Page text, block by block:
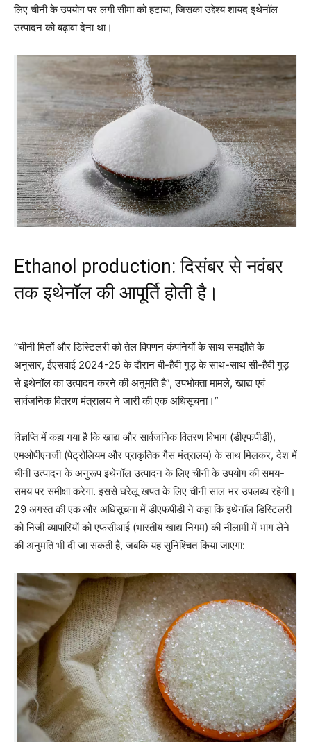
लिए चीनी के उपयोग पर लगी सीमा को हटाया, जिसका उद्देश्य शायद इथेनॉल
उत्पादन को बढ़ावा देना था।
Ethanol production: दिसंबर से नवंबर
तक इथेनॉल की आपूर्ति होती है।
“चीनी मिलों और डिस्टिलरी को तेल विपणन कंपनियों के साथ समझौते के
अनुसार, ईएसवाई 2024-25 के दौरान बी-हैवी गुड़ के साथ-साथ सी-हैवी गुड़
से इथेनॉल का उत्पादन करने की अनुमति है”, उपभोक्ता मामले, खाद्य एवं
सार्वजनिक वितरण मंत्रालय ने जारी की एक अधिसूचना।”
विज्ञप्ति में कहा गया है कि खाद्य और सार्वजनिक वितरण विभाग (डीएफपीडी),
एमओपीएनजी (पेट्रोलियम और प्राकृतिक गैस मंत्रालय) के साथ मिलकर, देश में
चीनी उत्पादन के अनुरूप इथेनॉल उत्पादन के लिए चीनी के उपयोग की समय-
समय पर समीक्षा करेगा. इससे घरेलू खपत के लिए चीनी साल भर उपलब्ध रहेगी।
29 अगस्त की एक और अधिसूचना में डीएफपीडी ने कहा कि इथेनॉल डिस्टिलरी
को निजी व्यापारियों को एफसीआई (भारतीय खाद्य निगम) की नीलामी में भाग लेने
की अनुमति भी दी जा सकती है, जबकि यह सुनिश्चित किया जाएगा: